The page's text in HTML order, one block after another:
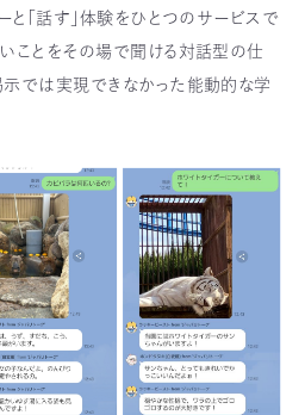
と「話す」体験をひとつのサービスで
ことをその場で聞ける対話型の仕
示では実現できなかった能動的な学